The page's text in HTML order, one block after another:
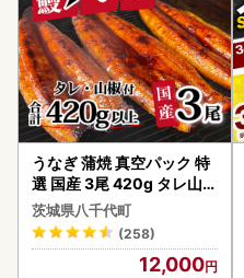
うなぎ 蒲焼 真空パック 特
選 国産 3尾 420g タレ山椒
付き うな重 ひつまぶし 訳
あり 茨城 ウナギ 鰻 個包装
人気 美味しい 小分け 八千
茨城県八千代町
(258)
12,000